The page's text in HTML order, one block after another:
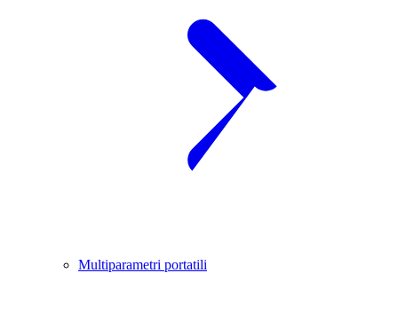
Multiparametri portatili